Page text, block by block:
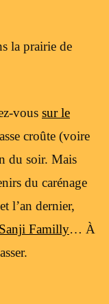
la prairie de
vous sur le
croûte (voire
du soir. Mais
du carénage
et l’an dernier,
Familly… À